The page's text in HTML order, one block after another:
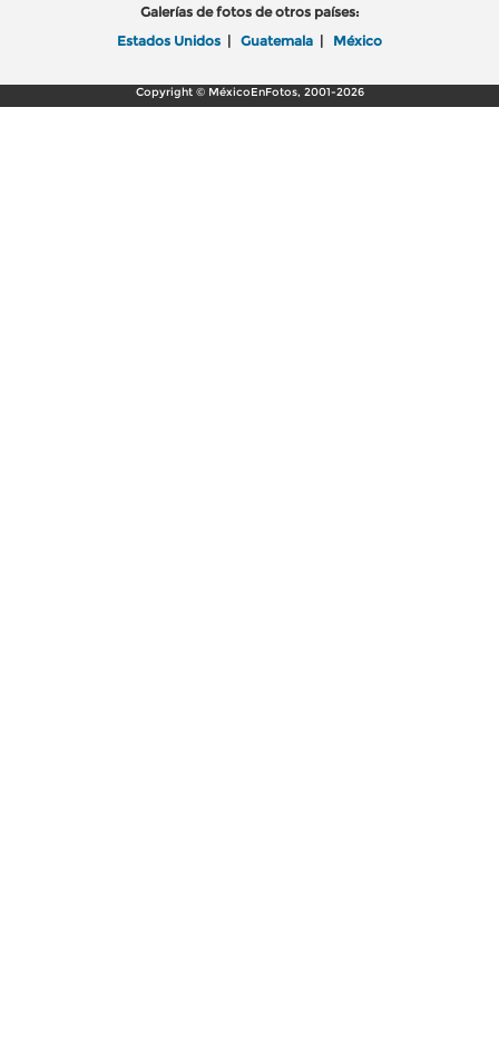
Galerías de fotos de otros países:
Estados Unidos | Guatemala | México
Copyright © MéxicoEnFotos, 2001-2026